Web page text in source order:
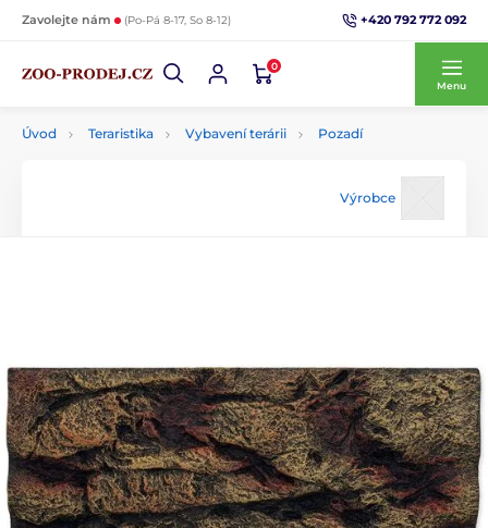
Zavolejte nám (Po-Pá 8-17, So 8-12) +420 792 772 092
0
Menu
Úvod Teraristika Vybavení terárii Pozadí
Výrobce